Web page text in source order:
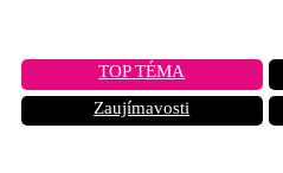
TOP TÉMA
Zaujímavosti